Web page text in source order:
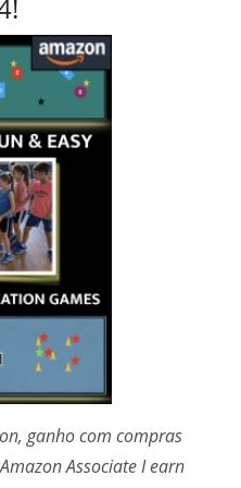
ganho com compras
Associate I earn